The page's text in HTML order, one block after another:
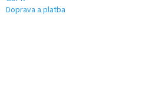
Doprava a platba